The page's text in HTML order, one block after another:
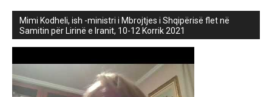
Mimi Kodheli, ish -ministri i Mbrojtjes i Shqipërisë flet në
Samitin për Lirinë e Iranit, 10-12 Korrik 2021